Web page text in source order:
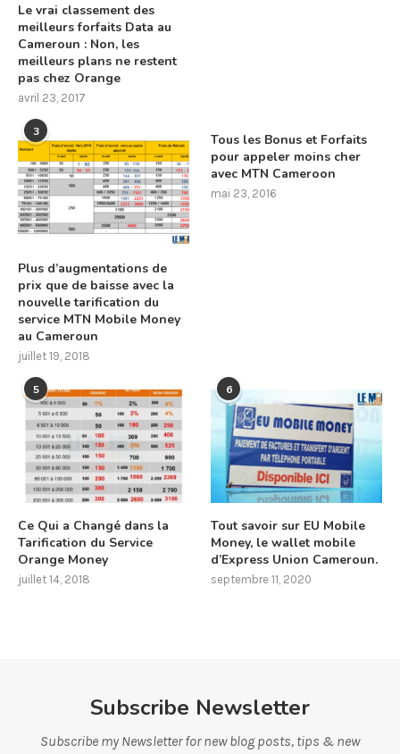
Le vrai classement des
meilleurs forfaits Data au
Cameroun : Non, les
meilleurs plans ne restent
pas chez Orange
avril 23, 2017
3
Plus d’augmentations de
prix que de baisse avec la
nouvelle tarification du
service MTN Mobile Money
au Cameroun
juillet 19, 2018
Tous les Bonus et Forfaits
pour appeler moins cher
avec MTN Cameroon
mai 23, 2016
5
Ce Qui a Changé dans la
Tarification du Service
Orange Money
juillet 14, 2018
6
Tout savoir sur EU Mobile
Money, le wallet mobile
d’Express Union Cameroun.
septembre 11, 2020
Subscribe Newsletter
Subscribe my Newsletter for new blog posts, tips & new